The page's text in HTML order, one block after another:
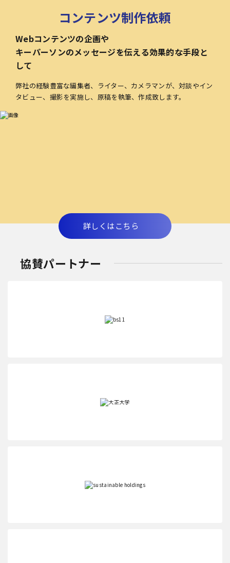
コンテンツ制作依頼
Webコンテンツの企画や
キーパーソンのメッセージを伝える効果的な手段と
して
弊社の経験豊富な編集者、ライター、カメラマンが、対談やイン
タビュー、撮影を実施し、原稿を執筆、作成致します。
詳しくはこちら
協賛パートナー